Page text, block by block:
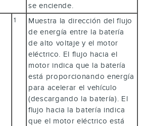
se enciende.
1
Muestra la dirección del flujo
de energía entre la batería
de alto voltaje y el motor
eléctrico. El flujo hacia el
motor indica que la batería
está proporcionando energía
para acelerar el vehículo
(descargando la batería). El
flujo hacia la batería indica
que el motor eléctrico está